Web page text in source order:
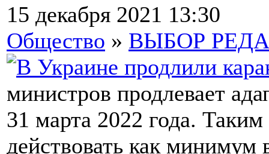
15 декабря 2021 13:30
Общество » ВЫБОР
министров продлевает
31 марта 2022 года.
действовать как минимум